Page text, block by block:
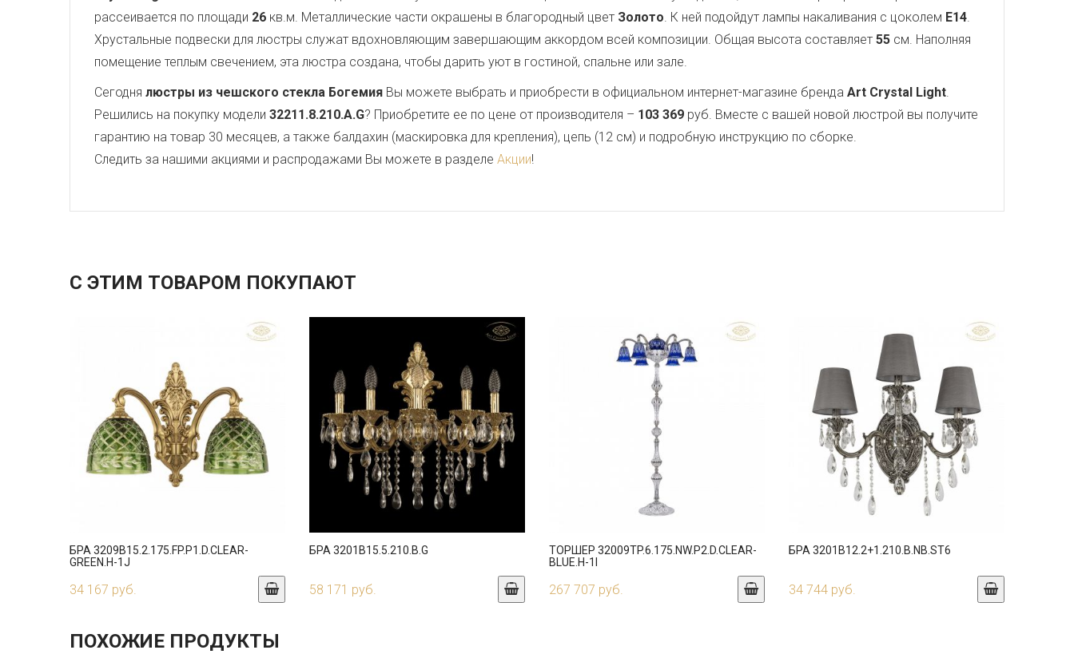
рассеивается по площади 26 кв.м. Металлические части окрашены в благородный цвет Золото. К ней подойдут лампы накаливания с цоколем E14.
Хрустальные подвески для люстры служат вдохновляющим завершающим аккордом всей композиции. Общая высота составляет 55 см. Наполняя
помещение теплым свечением, эта люстра создана, чтобы дарить уют в гостиной, спальне или зале.
Сегодня люстры из чешского стекла Богемия Вы можете выбрать и приобрести в официальном интернет-магазине бренда Art Crystal Light.
Решились на покупку модели 32211.8.210.A.G? Приобретите ее по цене от производителя – 103 369 руб. Вместе с вашей новой люстрой вы получите
гарантию на товар 30 месяцев, а также балдахин (маскировка для крепления), цепь (12 см) и подробную инструкцию по сборке.
Следить за нашими акциями и распродажами Вы можете в разделе Акции!
С ЭТИМ ТОВАРОМ ПОКУПАЮТ
БРА 3209B15.2.175.FP.P1.D.CLEAR-
GREEN.H-1J
34 167 руб.
БРА 3201B15.5.210.B.G
58 171 руб.
ТОРШЕР 32009TP.6.175.NW.P2.D.CLEAR-
BLUE.H-1I
267 707 руб.
БРА 3201B12.2+1.210.B.NB.ST6
34 744 руб.
ПОХОЖИЕ ПРОДУКТЫ